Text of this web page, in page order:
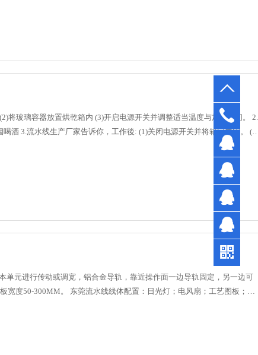
将玻璃容器放置烘乾箱内 (3)开启电源开关并调整适当温度与加热时间。 2.
酒 3.流水线生产厂家告诉你，工作後: (1)关闭电源开关并将箱门关闭。 (2)
元进行传动或调宽，铝合金导轨，靠近操作面一边导轨固定，另一边可
宽度50-300MM。 东莞流水线线体配置：日光灯；电风扇；工艺图板；工
0769-
3327
7710
孔先
生
陈先
生
符小
姐
陈小
姐